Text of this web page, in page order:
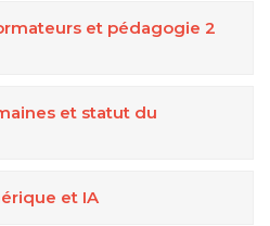
et pédagogie 2
et statut du
et IA